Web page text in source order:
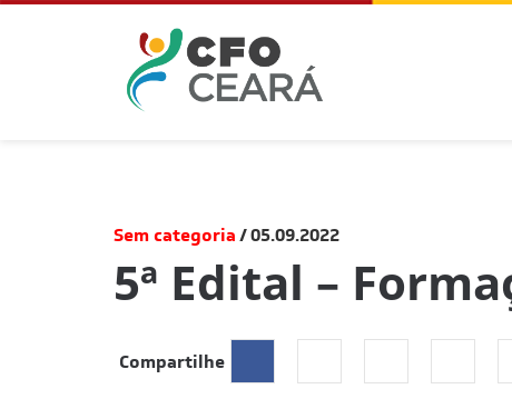
Sem categoria 05.09.2022
5ª Edital –
Compartilhe